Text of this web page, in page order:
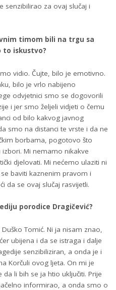
senzibilirao za ovaj slučaj i
timom bili na trgu sa
to iskustvo?
vidio. Čujte, bilo je emotivno.
bilo je vrlo nabijeno
odvjetnici smo se dogovorili
i jer smo željeli vidjeti o čemu
od bilo kakvog javnog
smo na distanci te vrste i da ne
borbama, pogotovo što
Mi nemamo nikakve
djelovati. Mi nećemo ulaziti ni
baviti kaznenim pravom i
da se ovaj slučaj rasvijetli.
porodice Dragičević?
Tomić. Ni ja nisam znao,
ubijena i da se istraga i dalje
senzibiliziran, a onda je i
Korčuli ovog ljeta. On mi je
li bih se ja htio uključiti. Prije
informirao, a onda smo o